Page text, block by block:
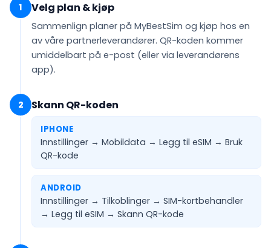
1 Velg plan & kjøp
Sammenlign planer på MyBestSim og kjøp hos en
av våre partnerleverandører. QR-koden kommer
umiddelbart på e-post (eller via leverandørens
app).
2 Skann QR-koden
IPHONE
Innstillinger → Mobildata → Legg til eSIM → Bruk
QR-kode
ANDROID
Innstillinger → Tilkoblinger → SIM-kortbehandler
→ Legg til eSIM → Skann QR-kode